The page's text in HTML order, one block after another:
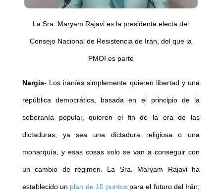
La Sra. Maryam Rajavi es la presidenta electa del
Consejo Nacional de Resistencia de Irán, del que la
PMOI es parte
Nargis-Los iraníes simplemente quieren libertad y una
república democrática, basada en el principio de la
soberanía popular, quieren el fin de la era de las
dictaduras, ya sea una dictadura religiosa o una
monarquía, y esas cosas solo se van a conseguir con
un cambio de régimen. La Sra. Maryam Rajavi ha
establecido un plan de 10 puntospara el futuro del Irán;